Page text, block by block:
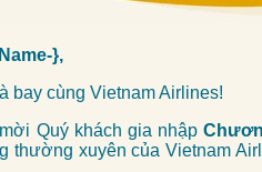
},
bay cùng Vietnam Airlines!
Quý khách gia nhập
thường xuyên của Vietnam